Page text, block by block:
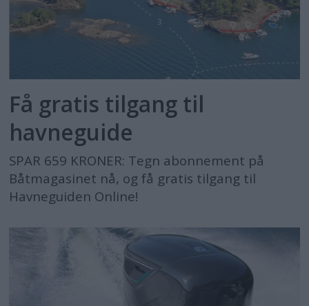
Få gratis tilgang til
havneguide
SPAR 659 KRONER: Tegn abonnement på
Båtmagasinet nå, og få gratis tilgang til
Havneguiden Online!